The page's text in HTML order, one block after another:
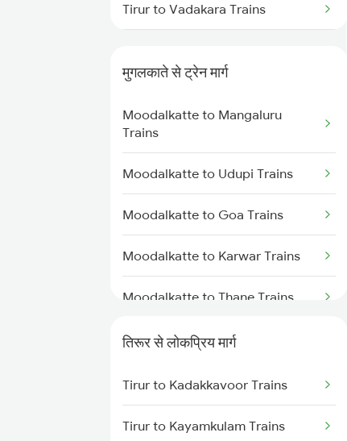
Tirur to Vadakara Trains
Tirur to Ernakulam Trains
Tirur to Payyanur Trains
Tirur to Kanhangad Trains
Tirur to Kuttippuram Trains
Tirur to Aluva Trains
मुगलकाते से ट्रेन मार्ग
Moodalkatte to Mangaluru
Trains
Moodalkatte to Udupi Trains
Moodalkatte to Goa Trains
Moodalkatte to Karwar Trains
Moodalkatte to Thane Trains
Moodalkatte to Kumta Trains
Moodalkatte to Baindur Trains
तिरूर से लोकप्रिय मार्ग
Tirur to Kadakkavoor Trains
Tirur to Kayamkulam Trains